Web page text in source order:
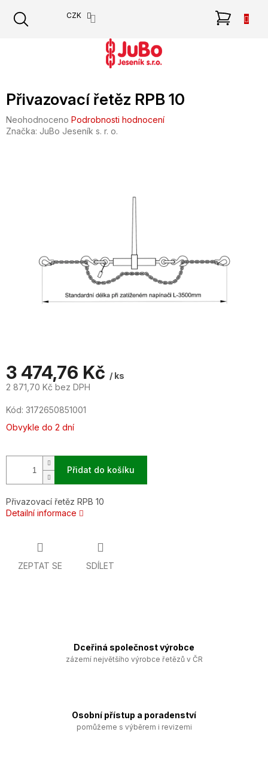
obsah
CZK
Přivazovací řetěz RPB 10
Průměrné
hodnocení
Neohodnoceno Podrobnosti hodnocení
Značka: JuBo Jeseník s. r. o.
3 474,76 Kč / ks
2 871,70 Kč bez DPH
cena:
Kód: 3172650851001
Obvykle do 2 dní
Přidat do košíku
Přivazovací řetěz RPB 10
Detailní informace
ZEPTAT SE SDÍLET
Dceřiná společnost výrobce
zázemí největšího výrobce řetězů v ČR
Osobní přístup a poradenství
pomůžeme s výběrem i revizemi